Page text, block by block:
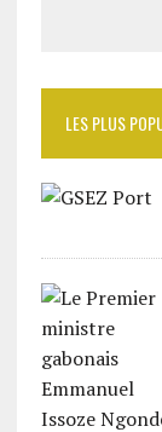
LES PLUS